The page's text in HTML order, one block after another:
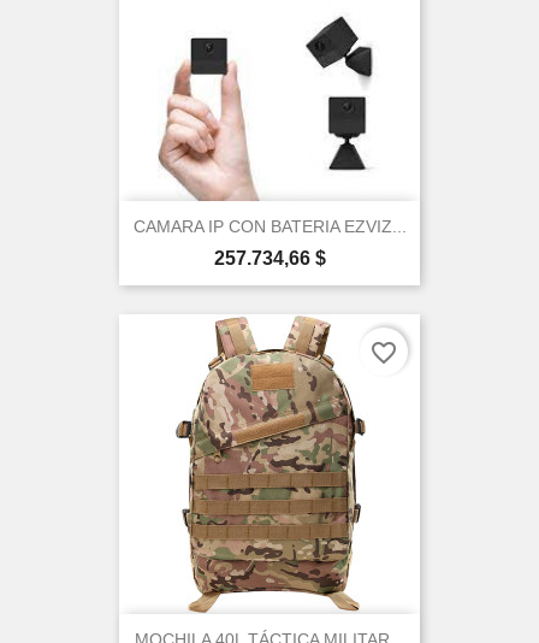
CAMARA IP CON BATERIA EZVIZ...
Precio
257.734,66 $
favorite_border